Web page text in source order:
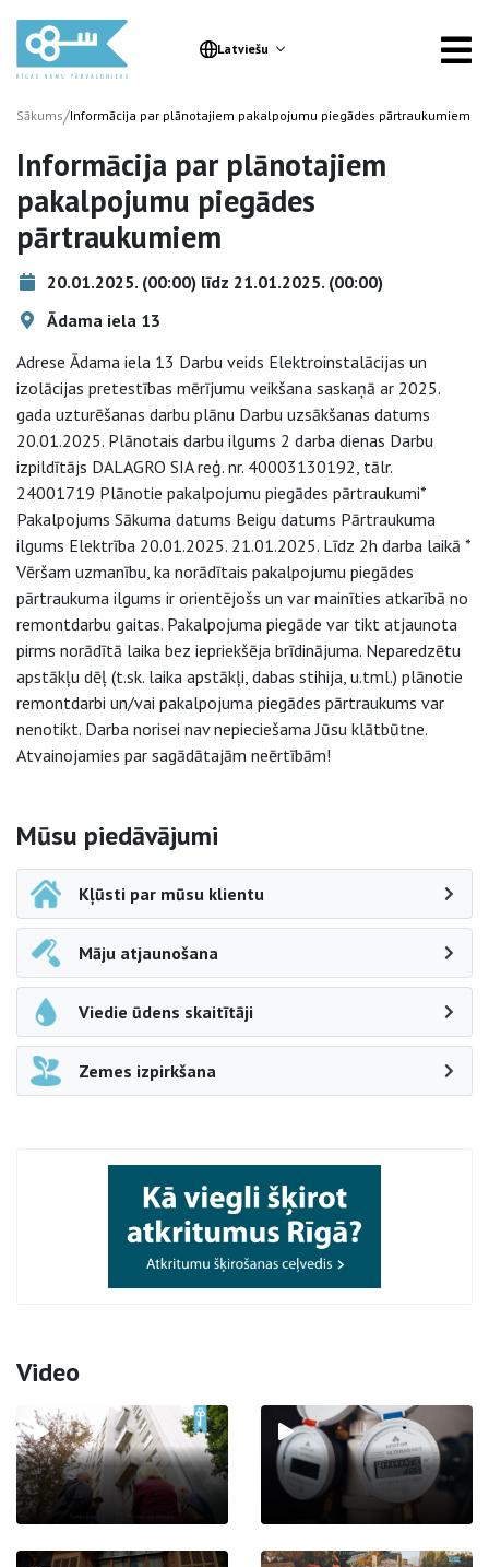
Latviešu
Sākums/Informācija par plānotajiem pakalpojumu piegādes pārtraukumiem
Informācija par plānotajiem
pakalpojumu piegādes
pārtraukumiem
20.01.2025. (00:00) līdz 21.01.2025. (00:00)
Ādama iela 13
Adrese Ādama iela 13 Darbu veids Elektroinstalācijas un
izolācijas pretestības mērījumu veikšana saskaņā ar 2025.
gada uzturēšanas darbu plānu Darbu uzsākšanas datums
20.01.2025. Plānotais darbu ilgums 2 darba dienas Darbu
izpildītājs DALAGRO SIA reģ. nr. 40003130192, tālr.
24001719 Plānotie pakalpojumu piegādes pārtraukumi*
Pakalpojums Sākuma datums Beigu datums Pārtraukuma
ilgums Elektrība 20.01.2025. 21.01.2025. Līdz 2h darba laikā *
Vēršam uzmanību, ka norādītais pakalpojumu piegādes
pārtraukuma ilgums ir orientējošs un var mainīties atkarībā no
remontdarbu gaitas. Pakalpojuma piegāde var tikt atjaunota
pirms norādītā laika bez iepriekšēja brīdinājuma. Neparedzētu
apstākļu dēļ (t.sk. laika apstākļi, dabas stihija, u.tml.) plānotie
remontdarbi un/vai pakalpojuma piegādes pārtraukums var
nenotikt. Darba norisei nav nepieciešama Jūsu klātbūtne.
Atvainojamies par sagādātajām neērtībām!
Sāna navigācija
Mūsu piedāvājumi
Kļūsti par mūsu klientu
Māju atjaunošana
Viedie ūdens skaitītāji
Zemes izpirkšana
Video